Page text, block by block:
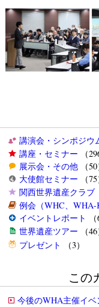
講演会・シンポジウ
講座・セミナー （
展示会・その他（50
大使館セミナー （75
関西世界遺産クラブ
例会（WHC、WHA-
イベントレポート
世界遺産ツアー （46
プレゼント
（3）
この
今後のWHA主催イベ